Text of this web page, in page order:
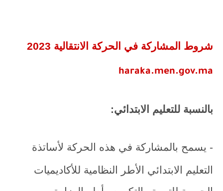
شروط المشاركة في الحركة الانتقالية 2023
haraka.men.gov.ma
بالنسبة للتعليم الابتدائي:
- يسمح بالمشاركة في هذه الحركة لأساتذة
التعليم الابتدائي الأطر النظامية للأكاديميات